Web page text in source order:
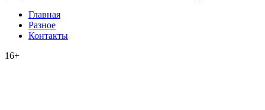
Главная
Разное
Контакты
16+